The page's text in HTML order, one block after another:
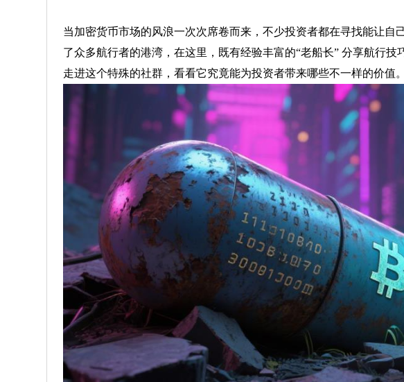
当加密货币市场的风浪一次次席卷而来，不少投资者都在寻找能让自
了众多航行者的港湾，在这里，既有经验丰富的“老船长” 分享航行
走进这个特殊的社群，看看它究竟能为投资者带来哪些不一样的价值。